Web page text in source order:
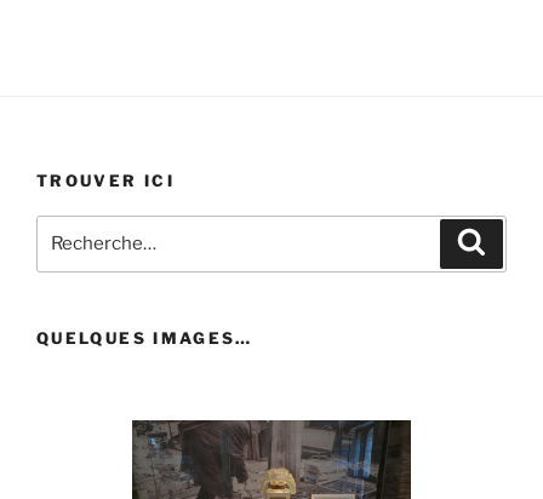
TROUVER ICI
pour
QUELQUES IMAGES…